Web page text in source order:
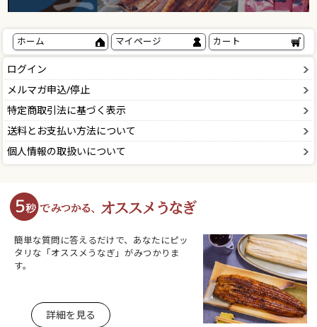
ホーム マイページ カート
ログイン
メルマガ申込/停止
特定商取引法に基づく表示
送料とお支払い方法について
個人情報の取扱いについて
簡単な質問に答えるだけで、あなたにピッ
タリな「オススメうなぎ」がみつかりま
す。
詳細を見る